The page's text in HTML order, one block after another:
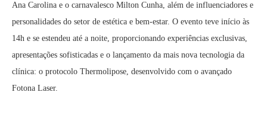
Ana Carolina e o carnavalesco Milton Cunha, além de influenciadores e
personalidades do setor de estética e bem-estar. O evento teve início às
14h e se estendeu até a noite, proporcionando experiências exclusivas,
apresentações sofisticadas e o lançamento da mais nova tecnologia da
clínica: o protocolo Thermolipose, desenvolvido com o avançado
Fotona Laser.